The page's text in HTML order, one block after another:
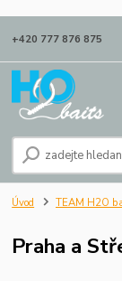
+420 777 876 875
Úvod TEAM H2O
Praha a